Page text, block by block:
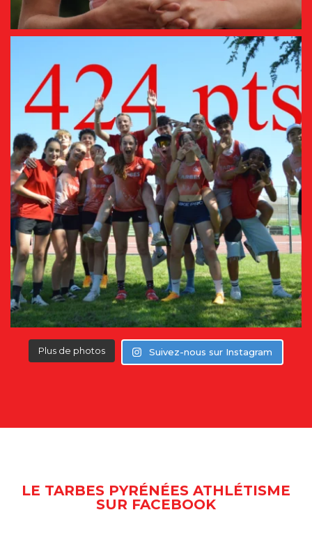
Plus de photos Suivez-nous sur Instagram
LE TARBES PYRÉNÉES ATHLÉTISME
SUR FACEBOOK